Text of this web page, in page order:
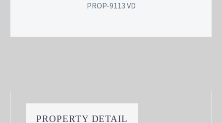
PROP-9113 VD
PROPERTY DETAIL